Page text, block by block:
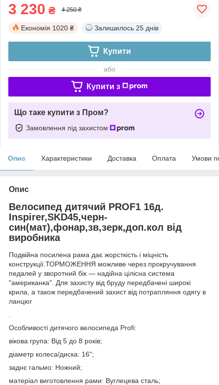
3 230 ₴ 4 250 ₴
Економія 1020 ₴ Залишилось 25 днів
Купити
або
Купити з
Що таке купити з Пром?
Замовлення під захистом
Опис Характеристики Доставка Оплата Умови
Опис
Велосипед дитячий PROF1 16д.
Inspirer,SKD45,черн-
син(мат),фонар,зв,зерк,доп.кол від
виробника
Подвійна посилена рама дає жорсткість і міцність
конструкції.ТОРМОЖЕННЯ можливе через прокручування
педалей у зворотний бік — надійна цілісна система
"американка". Для захисту від бруду передбачені широкі
крила, а також передбачений захист від потрапляння одягу в
ланцюг
.
Особливості дитячого велосипеда Profi:
вікова група: Від 5 до 8 років;
діаметр колеса/диска: 16";
заднє гальмо: Ножний;
матеріал виготовлення рами: Вуглецева сталь;